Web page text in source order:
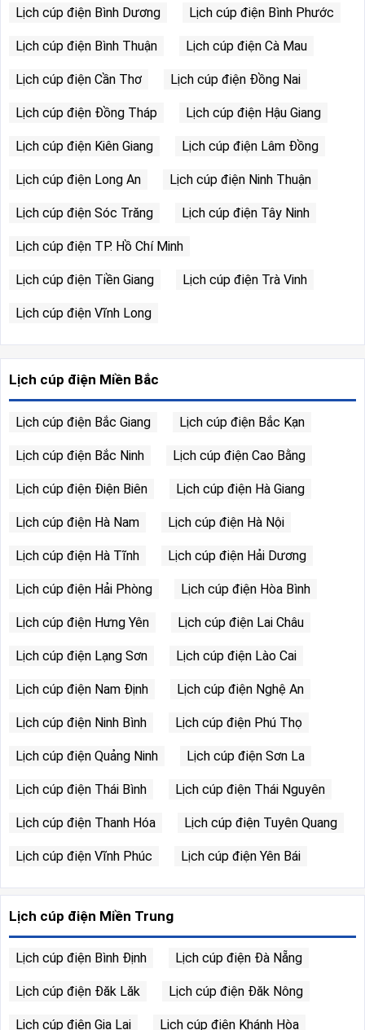
Lịch cúp điện Bình Dương Lịch cúp điện Bình Phước
Lịch cúp điện Bình Thuận Lịch cúp điện Cà Mau
Lịch cúp điện Cần Thơ Lịch cúp điện Đồng Nai
Lịch cúp điện Đồng Tháp Lịch cúp điện Hậu Giang
Lịch cúp điện Kiên Giang Lịch cúp điện Lâm Đồng
Lịch cúp điện Long An Lịch cúp điện Ninh Thuận
Lịch cúp điện Sóc Trăng Lịch cúp điện Tây Ninh
Lịch cúp điện TP. Hồ Chí Minh
Lịch cúp điện Tiền Giang Lịch cúp điện Trà Vinh
Lịch cúp điện Vĩnh Long
Lịch cúp điện Miền Bắc
Lịch cúp điện Bắc Giang Lịch cúp điện Bắc Kạn
Lịch cúp điện Bắc Ninh Lịch cúp điện Cao Bằng
Lịch cúp điện Điện Biên Lịch cúp điện Hà Giang
Lịch cúp điện Hà Nam Lịch cúp điện Hà Nội
Lịch cúp điện Hà Tĩnh Lịch cúp điện Hải Dương
Lịch cúp điện Hải Phòng Lịch cúp điện Hòa Bình
Lịch cúp điện Hưng Yên Lịch cúp điện Lai Châu
Lịch cúp điện Lạng Sơn Lịch cúp điện Lào Cai
Lịch cúp điện Nam Định Lịch cúp điện Nghệ An
Lịch cúp điện Ninh Bình Lịch cúp điện Phú Thọ
Lịch cúp điện Quảng Ninh Lịch cúp điện Sơn La
Lịch cúp điện Thái Bình Lịch cúp điện Thái Nguyên
Lịch cúp điện Thanh Hóa Lịch cúp điện Tuyên Quang
Lịch cúp điện Vĩnh Phúc Lịch cúp điện Yên Bái
Lịch cúp điện Miền Trung
Lịch cúp điện Bình Định Lịch cúp điện Đà Nẵng
Lịch cúp điện Đăk Lăk Lịch cúp điện Đăk Nông
Lịch cúp điện Gia Lai Lịch cúp điện Khánh Hòa